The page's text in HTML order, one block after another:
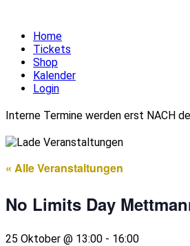
Home
Tickets
Shop
Kalender
Login
Interne Termine werden erst NACH
« Alle Veranstaltungen
No Limits Day
25 Oktober @ 13:00 - 16:00